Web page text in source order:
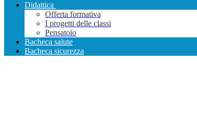
Didattica
Offerta formativa
I progetti delle classi
Pensatoio
Bacheca salute
Bacheca sicurezza